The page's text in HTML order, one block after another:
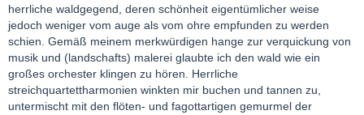
herrliche waldgegend, deren schönheit eigentümlicher weise
jedoch weniger vom auge als vom ohre empfunden zu werden
schien. Gemäß meinem merkwürdigen hange zur verquickung von
musik und (landschafts) malerei glaubte ich den wald wie ein
großes orchester klingen zu hören. Herrliche
streichquartettharmonien winkten mir buchen und tannen zu,
untermischt mit den flöten- und fagottartigen gemurmel der